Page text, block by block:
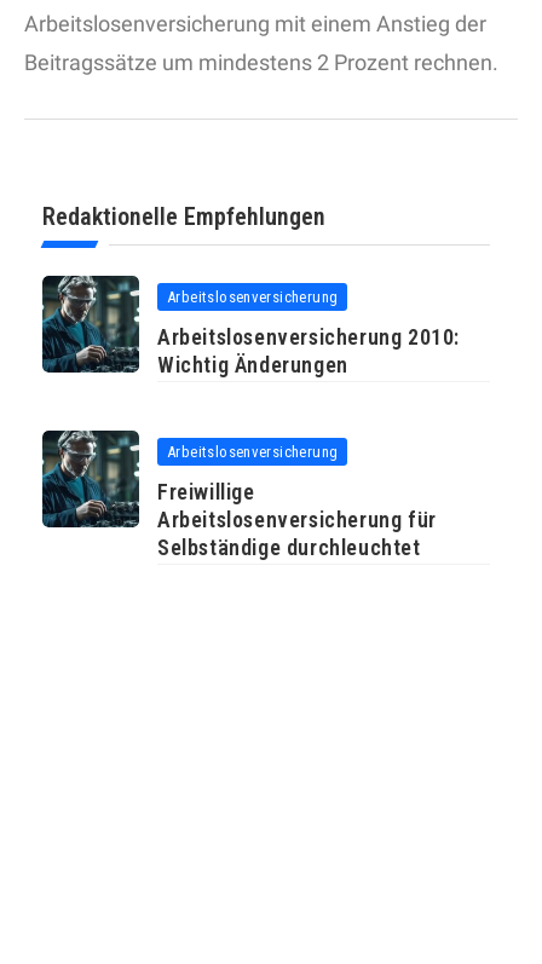
Arbeitslosenversicherung mit einem Anstieg der
Beitragssätze um mindestens 2 Prozent rechnen.
Redaktionelle Empfehlungen
Arbeitslosenversicherung
Arbeitslosenversicherung 2010:
Wichtig Änderungen
Arbeitslosenversicherung
Freiwillige
Arbeitslosenversicherung für
Selbständige durchleuchtet